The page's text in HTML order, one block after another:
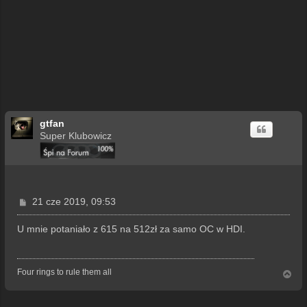
gtfan
Super Klubowicz
P
o
s
21 cze 2019, 09:53
U mnie potaniało z 615 na 512zł za samo OC w HDI.
Four rings to rule them all